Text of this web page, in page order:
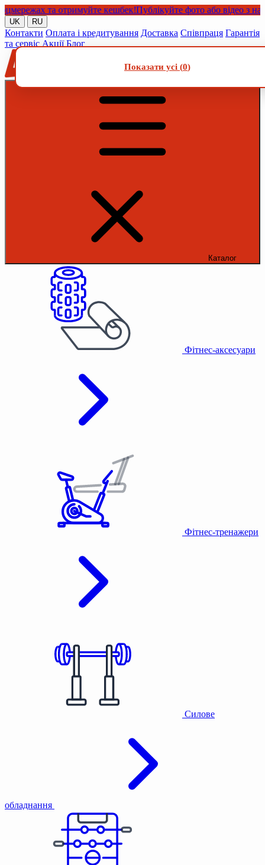
та отримуйте кешбек!Публікуйте фото або відео з
UK RU
Контакти Оплата і кредитування Доставка Співпраця Гарантія
та сервіс Акції Блог
Каталог
Фітнес-аксесуари
Фітнес-тренажери
Силове
обладнання
Показати усі (0)